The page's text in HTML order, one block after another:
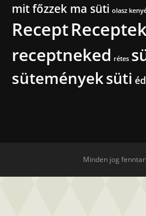
mit főzzek ma süti olasz
Recept
receptneked rétes
süteményeksüti
Minden jog